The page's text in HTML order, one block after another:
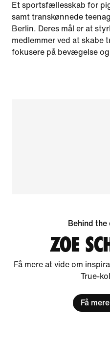
Et sportsfællesskab for
samt transkønnede
Berlin. Deres mål er at
medlemmer ved at skabe
fokusere på bevægelse
Behind the
ZOE
Få mere at vide om
True-
Få